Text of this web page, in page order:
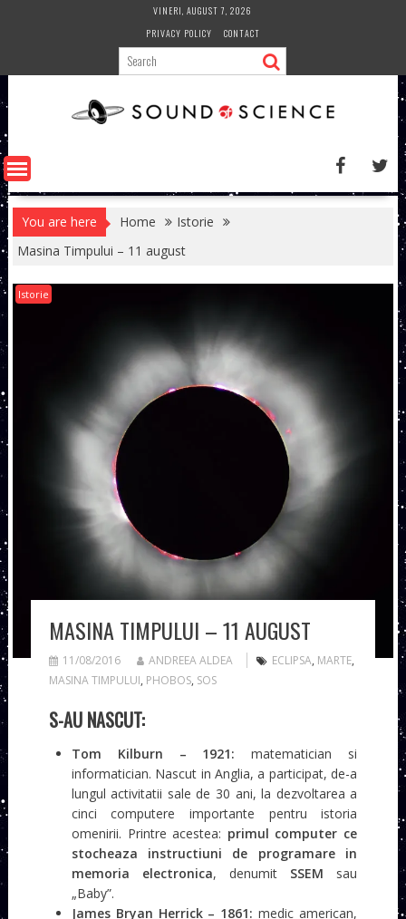
VINERI, AUGUST 7, 2026
PRIVACY POLICY
CONTACT
You are here Home
Istorie
Masina Timpului – 11 august
Istorie
MASINA TIMPULUI – 11 AUGUST
11/08/2016 ANDREEA ALDEA ECLIPSA, MARTE,
MASINA TIMPULUI, PHOBOS, SOS
S-AU NASCUT:
Tom Kilburn – 1921: matematician si
informatician. Nascut in Anglia, a participat, de-a
lungul activitatii sale de 30 ani, la dezvoltarea a
cinci computere importante pentru istoria
omenirii. Printre acestea: primul computer ce
stocheaza instructiuni de programare in
memoria electronica, denumit SSEM sau
„Baby”.
James Bryan Herrick – 1861: medic american,